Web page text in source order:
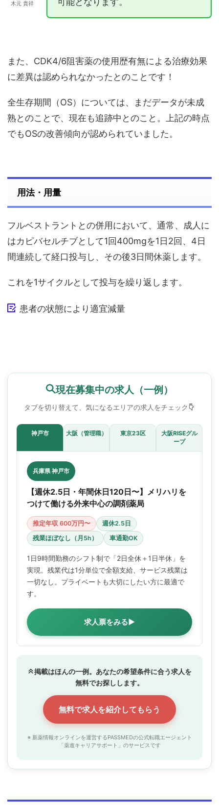
木元 貴祥
また、CDK4/6阻害薬の使用歴有無による治療効果
に差異は認められなかったとのことです！
全生存期間（OS）については、まだデータが未成
熟とのことで、現在も追跡中とのこと。上記の時点
でもOSの改善傾向が認められていました。
用法・用量
フルベストラントとの併用において、通常、成人に
はカピバセルチブとして1回400mgを1日2回、4日
間連続して経口投与し、その後3日間休薬します。
これを1サイクルとして投与を繰り返します。
患者の状態により適宜減量
現在募集中の求人（一例）
タブを切り替えて、気になるエリアの求人をチェック
神戸市 大阪（管理職） 東京23区
大阪RISEグル
ープ
兵庫県 神戸市
【週休2.5日・年間休日120日〜】メリハリを
つけて働ける外来中心の調剤薬局
推定年収 600万円〜
週休2.5日
残業ほぼなし（月5h）
車通勤OK
1日9時間勤務のシフト制で「2日全休＋1日半休」を
実現。残業代は1分単位で全額支給、サービス残業は
一切なし。プライベートも大切にしたい方に最適で
す。
求人票をみる▶
掲載はほんの一例。あなたの希望条件に合う求人を
無料でお探しします。
無料で求人を紹介してもらう
※ 新薬情報オンラインを運営するPASSMEDの公式転職エージェント
「薬進キャリアサポート」のサービスです